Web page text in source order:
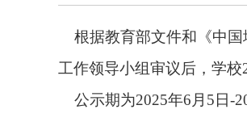
根据教育部文件和《中国
工作领导小组审议后，学校
公示期为2025年6 月 5 日-